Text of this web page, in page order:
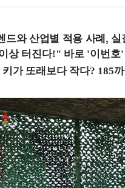
드와 산업별 적용 사례,